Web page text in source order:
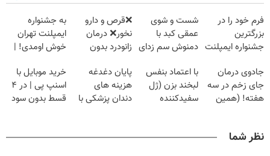
فرم خود را در
بزرگترین
جشنواره ایمپلنت
فقط ۲۵ میلیون
شست و شوی
عمقی کبد با
دمنوش سم زدای
❌قرص‌ و دارو
نخور❌ درمان
زانودرد بدون
به جشنواره
ایمپلنت تهران
خوش اومدی! |
مشاوره رایگان
بگیر!
جادوی درمان
جای زخم در سه
هفته! (همین
با اعتماد بنفس
لبخند بزن (ژل
سفیدکننده
پایان دغدغه
هزینه های
دندان پزشکی با
خرید موبایل با
اسنپ پی | در ۴
قسط بدون سود
نظر شما